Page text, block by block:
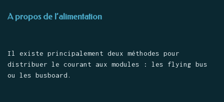
A propos de l’alimentation
Il existe principalement deux méthodes pour
distribuer le courant aux modules : les flying bus
ou les busboard.